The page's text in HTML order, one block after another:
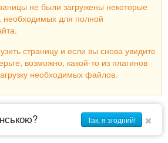
не были загружены некоторые
необходимых для полной
страницу и если вы снова увидите
возможно, какой-то из плагинов
необходимых файлов.
Так, я згодний!